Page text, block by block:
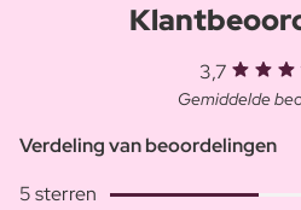
3,7
Gemiddelde
Verdeling van beoordelingen
5 sterren